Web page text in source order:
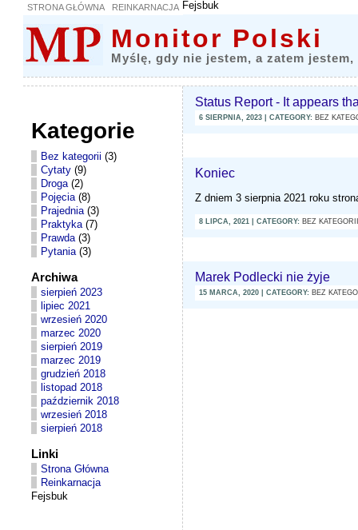
STRONA GŁÓWNA REINKARNACJA Fejsbuk
Monitor Polski
Myślę, gdy nie jestem, a zatem
Kategorie
Bez kategorii (3)
Cytaty (9)
Droga (2)
Pojęcia (8)
Prajednia (3)
Praktyka (7)
Prawda (3)
Pytania (3)
Archiwa
sierpień 2023
lipiec 2021
wrzesień 2020
marzec 2020
sierpień 2019
marzec 2019
grudzień 2018
listopad 2018
październik 2018
wrzesień 2018
sierpień 2018
Linki
Strona Główna
Reinkarnacja
Fejsbuk
Status Report - It appears
6 SIERPNIA, 2023 | CATEGORY: BEZ
Koniec
Z dniem 3 sierpnia 2021 roku
8 LIPCA, 2021 | CATEGORY: BEZ
Marek Podlecki nie żyje
15 MARCA, 2020 | CATEGORY: BEZ